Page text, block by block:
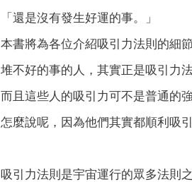
「還是沒有發生好運的事。」
本書將為各位介紹吸引力法則的細
堆不好的事的人，其實正是吸引力
而且這些人的吸引力可不是普通的
怎麼說呢，因為他們其實都順利吸
吸引力法則是宇宙運行的眾多法則